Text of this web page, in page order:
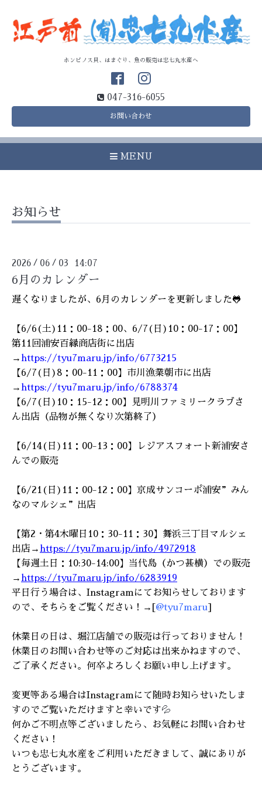
ホンビノス貝、はまぐり、魚の販売は忠七丸水産へ
047-316-6055
お問い合わせ
MENU
お知らせ
2026 / 06 / 03 14:07
6月のカレンダー
遅くなりましたが、6月のカレンダーを更新しました🐸
【6/6(土)11：00-18：00、6/7(日)10：00-17：00】
第11回浦安百縁商店街に出店
→ https://tyu7maru.jp/info/6773215
【6/7(日)8：00-11：00】市川漁業朝市に出店
→ https://tyu7maru.jp/info/6788374
【6/7(日)10：15-12：00】見明川ファミリークラブさ
ん出店（品物が無くなり次第終了）
【6/14(日)11：00-13：00】レジアスフォート新浦安さ
んでの販売
【6/21(日)11：00-12：00】京成サンコーポ浦安”みん
なのマルシェ” 出店
【第2・第4木曜日10：30-11：30】 舞浜三丁目マルシェ
出店→ https://tyu7maru.jp/info/4972918
【毎週土日：10:30-14:00】当代島（かつ甚横）での販売
→ https://tyu7maru.jp/info/6283919
平日行う場合は、Instagramにてお知らせしております
ので、そちらをご覧ください！
→[@tyu7maru]
休業日の日は、堀江店舗での販売は行っておりません！
休業日のお問い合わせ等のご対応は出来かねますので、
ご了承ください。何卒よろしくお願い申し上げます。
変更等ある場合はInstagramにて随時お知らせいたしま
すのでご覧いただけますと幸いです💦
何かご不明点等ございましたら、お気軽にお問い合わせ
ください！
いつも忠七丸水産をご利用いただきまして、誠にありが
とうございます。